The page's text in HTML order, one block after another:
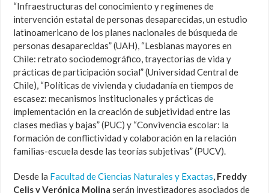
“Infraestructuras del conocimiento y regímenes de
intervención estatal de personas desaparecidas, un estudio
latinoamericano de los planes nacionales de búsqueda de
personas desaparecidas” (UAH), “Lesbianas mayores en
Chile: retrato sociodemográfico, trayectorias de vida y
prácticas de participación social” (Universidad Central de
Chile), “Políticas de vivienda y ciudadanía en tiempos de
escasez: mecanismos institucionales y prácticas de
implementación en la creación de subjetividad entre las
clases medias y bajas” (PUC) y “Convivencia escolar: la
formación de conflictividad y colaboración en la relación
familias-escuela desde las teorías subjetivas” (PUCV).
Desde la Facultad de Ciencias Naturales y Exactas, Freddy
Celis y Verónica Molina serán investigadores asociados de